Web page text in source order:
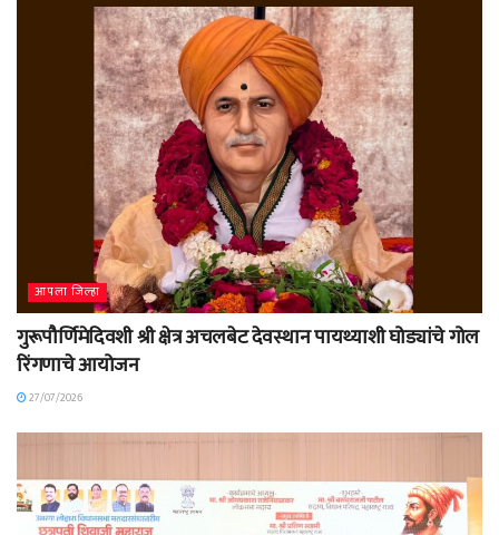
आपला जिल्हा
गुरूपौर्णिमेदिवशी श्री क्षेत्र अचलबेट देवस्थान पायथ्याशी घोड्यांचे गोल
रिंगणाचे आयोजन
27/07/2026